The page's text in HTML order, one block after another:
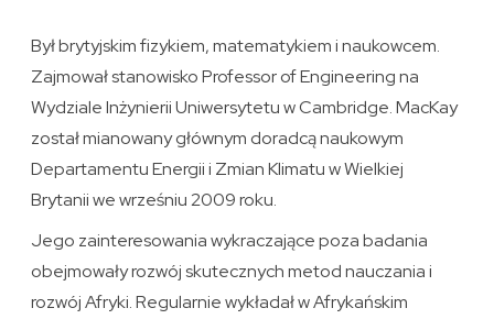
Był brytyjskim fizykiem, matematykiem i naukowcem.
Zajmował stanowisko Professor of Engineering na
Wydziale Inżynierii Uniwersytetu w Cambridge. MacKay
został mianowany głównym doradcą naukowym
Departamentu Energii i Zmian Klimatu w Wielkiej
Brytanii we wrześniu 2009 roku.
Jego zainteresowania wykraczające poza badania
obejmowały rozwój skutecznych metod nauczania i
rozwój Afryki. Regularnie wykładał w Afrykańskim